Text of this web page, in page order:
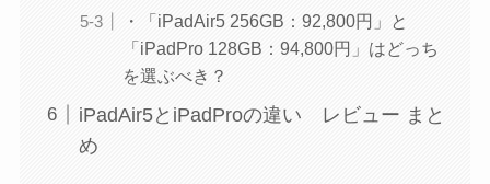
・「iPadAir5 256GB：92,800円」と
「iPadPro 128GB：94,800円」はどっち
を選ぶべき？
iPadAir5とiPadProの違い レビュー まと
め